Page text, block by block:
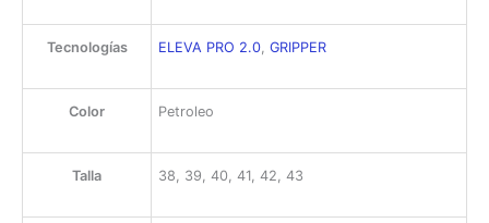
Tecnologías ELEVA PRO 2.0, GRIPPER
Color Petroleo
Talla 38, 39, 40, 41, 42, 43